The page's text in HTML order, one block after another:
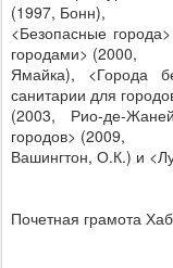
(1997, Бонн),
<Безопасные
городами> (2000,
Ямайка), <Города
санитарии для
(2003, Рио-де-
городов> (2009,
Вашингтон, О.К.) и
Почетная грамота